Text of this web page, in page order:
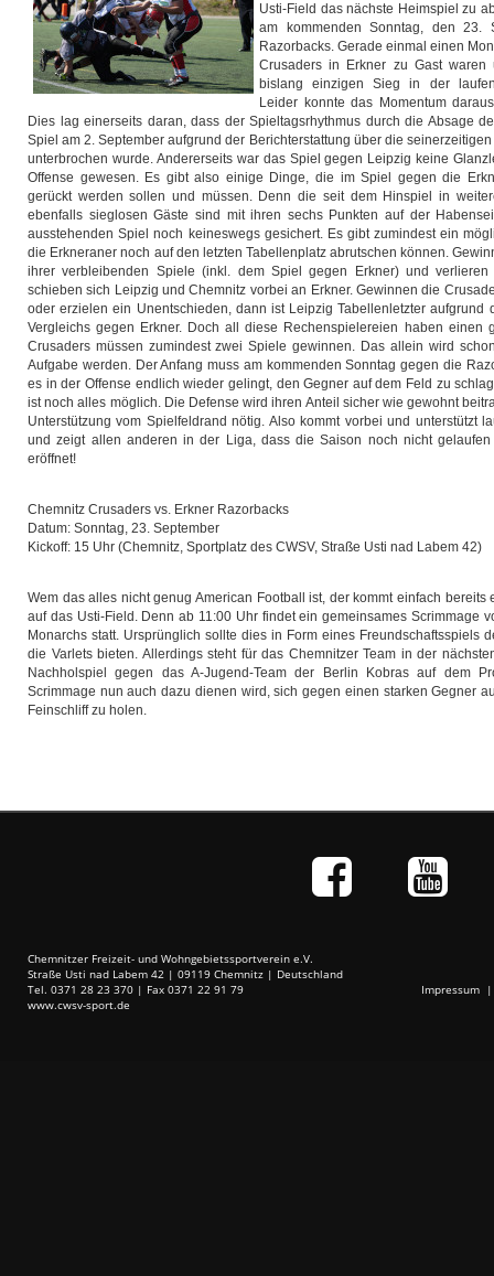
Usti-Field das nächste Heimspiel zu
am kommenden Sonntag, den 23.
Razorbacks. Gerade einmal einen
Crusaders in Erkner zu Gast
bislang einzigen Sieg in der
Leider konnte das Momentum
Dies lag einerseits daran, dass der Spieltagsrhythmus durch die Absage
Spiel am 2. September aufgrund der Berichterstattung über die
unterbrochen wurde. Andererseits war das Spiel gegen Leipzig keine
Offense gewesen. Es gibt also einige Dinge, die im Spiel gegen die
gerückt werden sollen und müssen. Denn die seit dem Hinspiel in
ebenfalls sieglosen Gäste sind mit ihren sechs Punkten auf der
ausstehenden Spiel noch keineswegs gesichert. Es gibt zumindest ein
die Erkneraner noch auf den letzten Tabellenplatz abrutschen können.
ihrer verbleibenden Spiele (inkl. dem Spiel gegen Erkner) und
schieben sich Leipzig und Chemnitz vorbei an Erkner. Gewinnen die
oder erzielen ein Unentschieden, dann ist Leipzig Tabellenletzter aufgrund
Vergleichs gegen Erkner. Doch all diese Rechenspielereien haben einen
Crusaders müssen zumindest zwei Spiele gewinnen. Das allein wird
Aufgabe werden. Der Anfang muss am kommenden Sonntag gegen die
es in der Offense endlich wieder gelingt, den Gegner auf dem Feld zu
ist noch alles möglich. Die Defense wird ihren Anteil sicher wie gewohnt
Unterstützung vom Spielfeldrand nötig. Also kommt vorbei und unterstützt
und zeigt allen anderen in der Liga, dass die Saison noch nicht
eröffnet!
Chemnitz Crusaders vs. Erkner Razorbacks
Datum: Sonntag, 23. September
Kickoff: 15 Uhr (Chemnitz, Sportplatz des CWSV, Straße Usti nad Labem 42)
Wem das alles nicht genug American Football ist, der kommt einfach bereits
auf das Usti-Field. Denn ab 11:00 Uhr findet ein gemeinsames Scrimmage
Monarchs statt. Ursprünglich sollte dies in Form eines Freundschaftsspiels
die Varlets bieten. Allerdings steht für das Chemnitzer Team in der
Nachholspiel gegen das A-Jugend-Team der Berlin Kobras auf dem
Scrimmage nun auch dazu dienen wird, sich gegen einen starken Gegner
Feinschliff zu holen.
Chemnitzer Freizeit- und Wohngebietssportverein e.V.
Straße Usti nad Labem 42 | 09119 Chemnitz | Deutschland
Tel. 0371 28 23 370 | Fax 0371 22 91 79
www.cwsv-sport.de
Impressum